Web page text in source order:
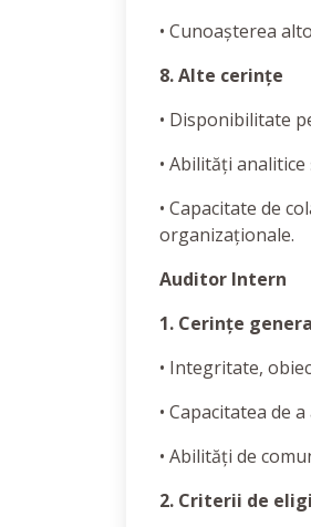
• Cunoașterea
8. Alte cerințe
• Disponibilitate
• Abilități
• Capacitate de
organizaționale.
Auditor Intern
1. Cerințe
• Integritate,
• Capacitatea de
• Abilități de
2. Criterii de